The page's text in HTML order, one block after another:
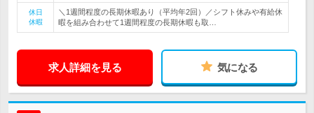
休日
休暇
＼1週間程度の長期休暇あり（平均年2回）／シフト休みや有給休
暇を組み合わせて1週間程度の長期休暇も取…
求人詳細を見る 気になる